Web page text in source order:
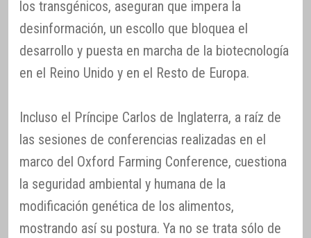
los transgénicos, aseguran que impera la
desinformación, un escollo que bloquea el
desarrollo y puesta en marcha de la biotecnología
en el Reino Unido y en el Resto de Europa.
Incluso el Príncipe Carlos de Inglaterra, a raíz de
las sesiones de conferencias realizadas en el
marco del Oxford Farming Conference, cuestiona
la seguridad ambiental y humana de la
modificación genética de los alimentos,
mostrando así su postura. Ya no se trata sólo de